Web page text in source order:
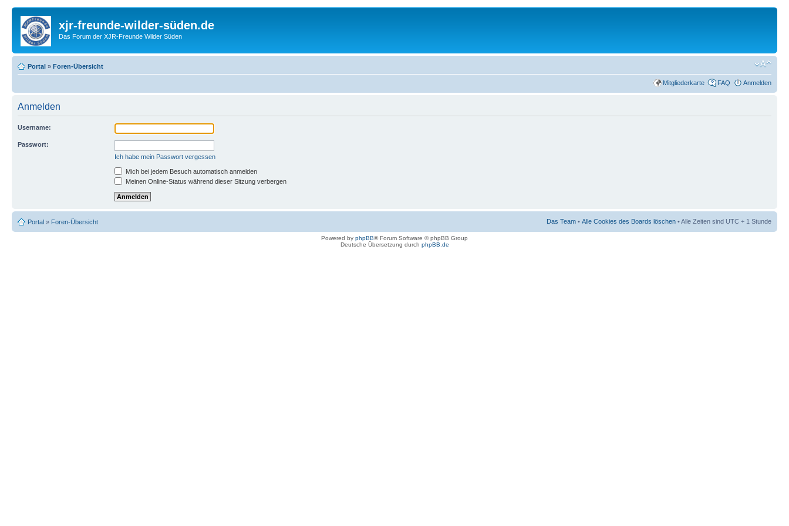
xjr-freunde-wilder-süden.de
Das Forum der XJR-Freunde Wilder Süden
Portal » Foren-Übersicht
Mitgliederkarte FAQ Anmelden
Anmelden
Username:
Passwort:
Ich habe mein Passwort vergessen
Mich bei jedem Besuch automatisch anmelden
Meinen Online-Status während dieser Sitzung verbergen
Portal » Foren-Übersicht Das Team • Alle Cookies des Boards löschen • Alle Zeiten sind UTC + 1 Stunde
Powered by phpBB® Forum Software © phpBB Group
Deutsche Übersetzung durch phpBB.de